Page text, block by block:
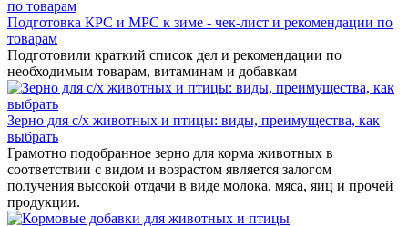
Подготовка КРС и МРС к зиме - чек-лист и рекомендации по
товарам
Подготовили краткий список дел и рекомендации по
необходимым товарам, витаминам и добавкам
Зерно для с/х животных и птицы: виды, преимущества, как
выбрать
Грамотно подобранное зерно для корма животных в
соответствии с видом и возрастом является залогом
получения высокой отдачи в виде молока, мяса, яиц и прочей
продукции.